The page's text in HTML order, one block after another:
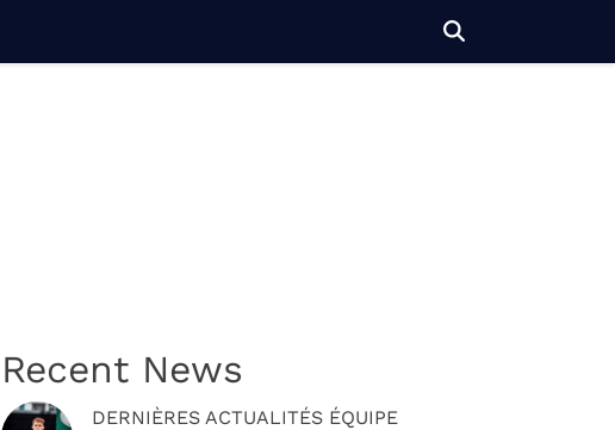
Recent News
DERNIÈRES ACTUALITÉS ÉQUIPE